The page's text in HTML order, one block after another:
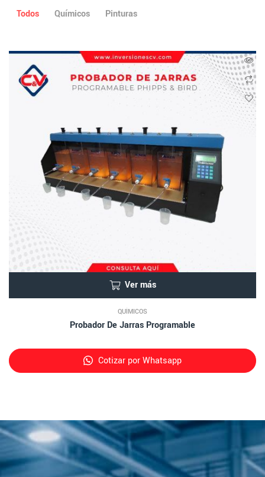
Todos Químicos Pinturas
Ver más
QUÍMICOS
Probador De Jarras Programable
Cotizar por Whatsapp